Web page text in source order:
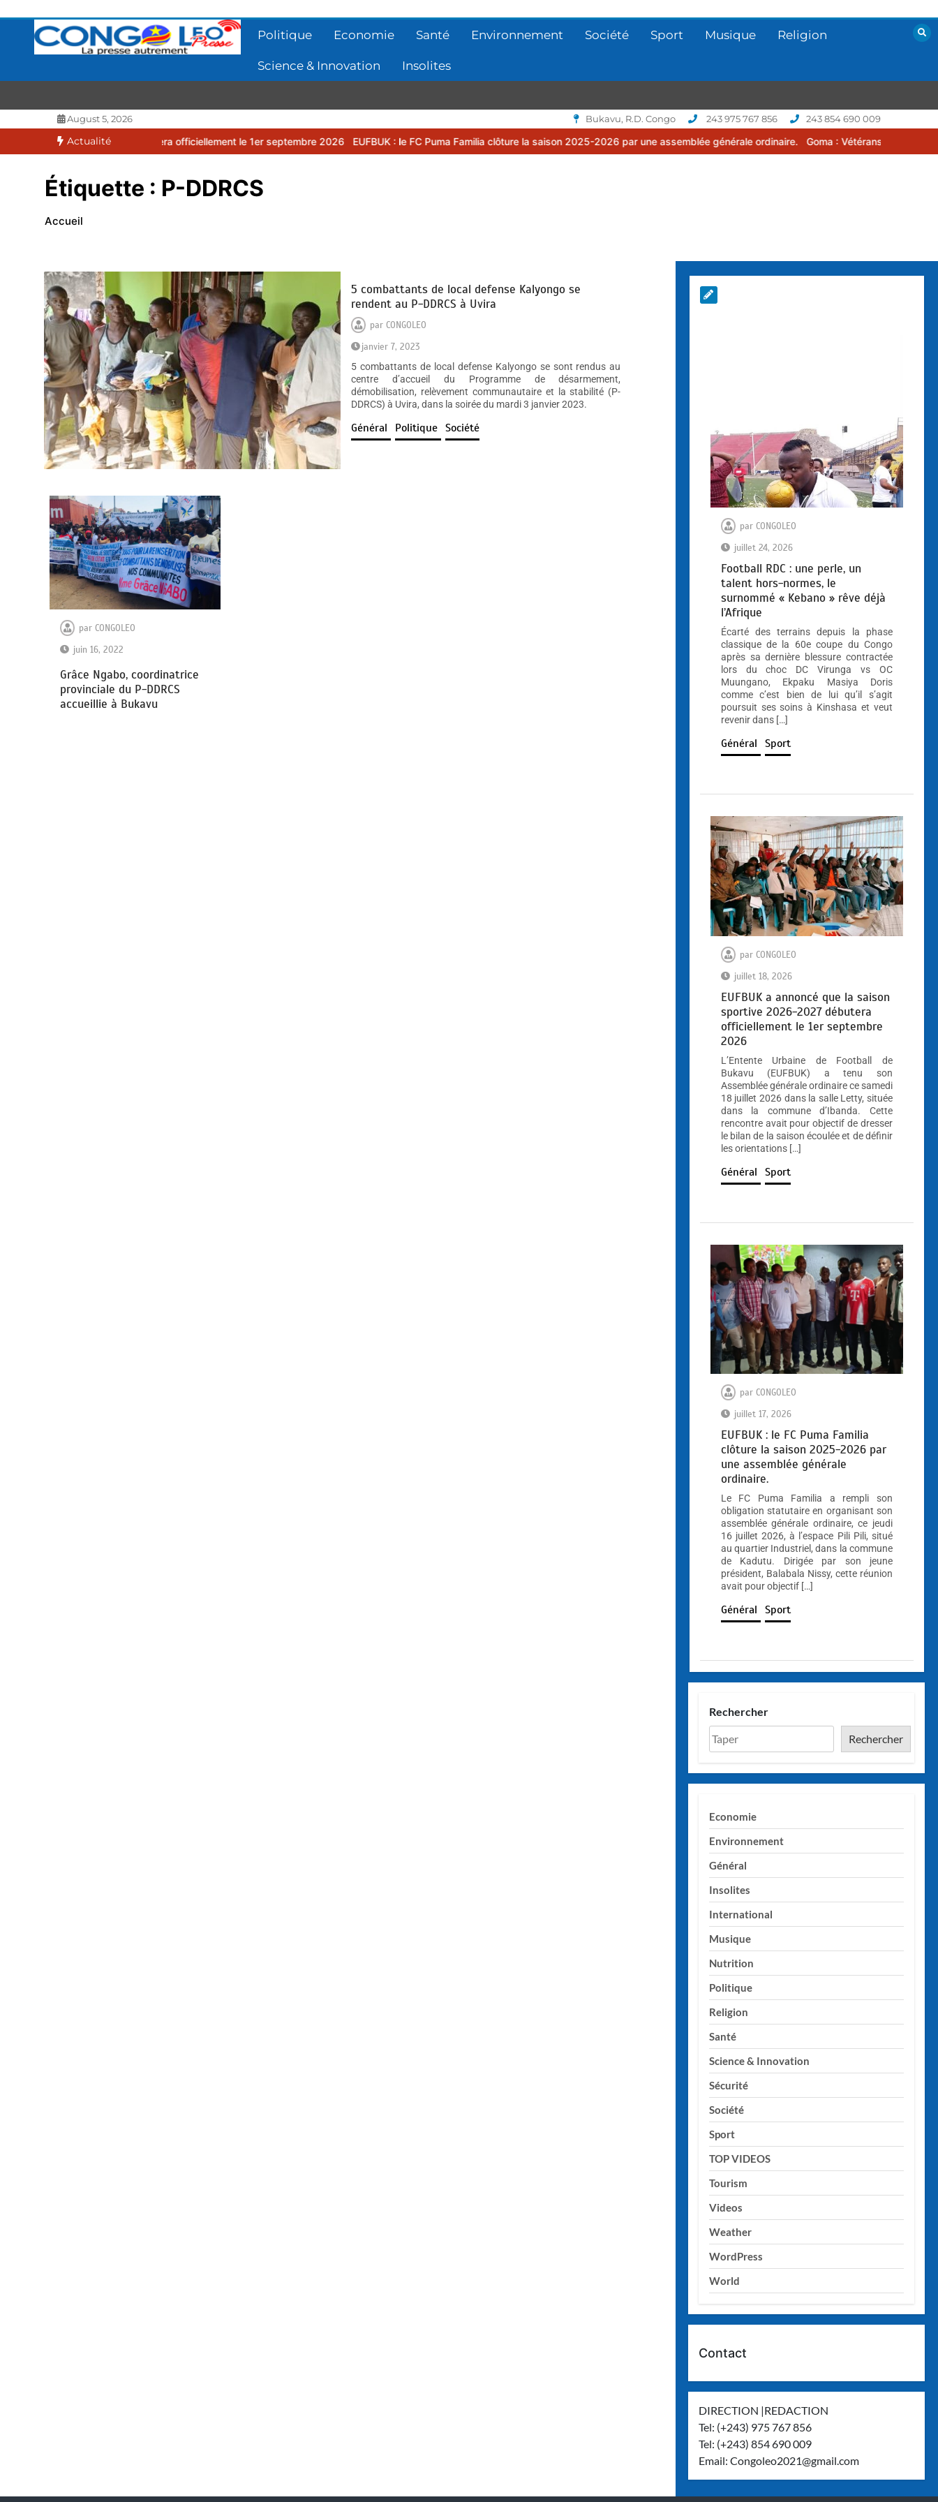
contenu
Politique Economie Santé Environnement Société Sport Musique Religion
Science & Innovation Insolites
CONGOLEO
La presse autrement
August 5, 2026 Bukavu, R.D. Congo 243 975 767 856 243 854 690 009
Actualité
2026-2027 débutera officiellement le 1er septembre 2026 EUFBUK : le FC Puma Familia clôture la saison 2025-2026 par une assemblée générale ordinaire. Goma : Vétérans Cup 2026 -2027, une
Étiquette : P-DDRCS
Accueil
5 combattants de local defense Kalyongo se
rendent au P-DDRCS à Uvira
parCONGOLEO
janvier 7, 2023
5 combattants de local defense Kalyongo se sont rendus au
centre d’accueil du Programme de désarmement,
démobilisation, relèvement communautaire et la stabilité (P-
DDRCS) à Uvira, dans la soirée du mardi 3 janvier 2023.
Général Politique Société
parCONGOLEO
juin 16, 2022
Grâce Ngabo, coordinatrice
provinciale du P-DDRCS
accueillie à Bukavu
par CONGOLEO
juillet 24, 2026
Football RDC : une perle, un
talent hors-normes, le
surnommé « Kebano » rêve déjà
l’Afrique
Écarté des terrains depuis la phase
classique de la 60e coupe du Congo
après sa dernière blessure contractée
lors du choc DC Virunga vs OC
Muungano, Ekpaku Masiya Doris
comme c’est bien de lui qu’il s’agit
poursuit ses soins à Kinshasa et veut
revenir dans […]
Général Sport
par CONGOLEO
juillet 18, 2026
EUFBUK a annoncé que la saison
sportive 2026-2027 débutera
officiellement le 1er septembre
2026
L’Entente Urbaine de Football de
Bukavu (EUFBUK) a tenu son
Assemblée générale ordinaire ce samedi
18 juillet 2026 dans la salle Letty, située
dans la commune d’Ibanda. Cette
rencontre avait pour objectif de dresser
le bilan de la saison écoulée et de définir
les orientations […]
Général Sport
par CONGOLEO
juillet 17, 2026
EUFBUK : le FC Puma Familia
clôture la saison 2025-2026 par
une assemblée générale
ordinaire.
Le FC Puma Familia a rempli son
obligation statutaire en organisant son
assemblée générale ordinaire, ce jeudi
16 juillet 2026, à l’espace Pili Pili, situé
au quartier Industriel, dans la commune
de Kadutu. Dirigée par son jeune
président, Balabala Nissy, cette réunion
avait pour objectif […]
Général Sport
Rechercher
Rechercher
Economie
Environnement
Général
Insolites
International
Musique
Nutrition
Politique
Religion
Santé
Science & Innovation
Sécurité
Société
Sport
TOP VIDEOS
Tourism
Videos
Weather
WordPress
World
Contact
DIRECTION |REDACTION
Tel: (+243) 975 767 856
Tel: (+243) 854 690 009
Email:Congoleo2021@gmail.com